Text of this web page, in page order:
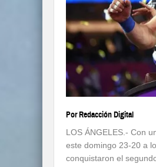
Por Redacción Digital
LOS ÁNGELES.- Con
este domingo 23-20 a
conquistaron el